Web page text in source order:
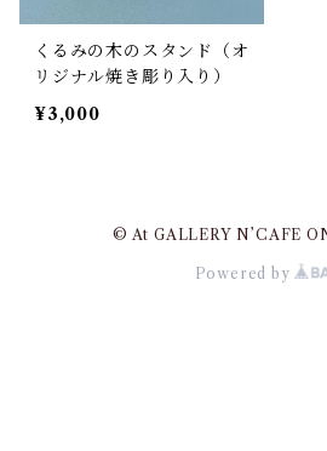
くるみの木のスタンド（オ
リジナル焼き彫り入り）
¥3,000
© At GALLERY N’CAFE
Powered by